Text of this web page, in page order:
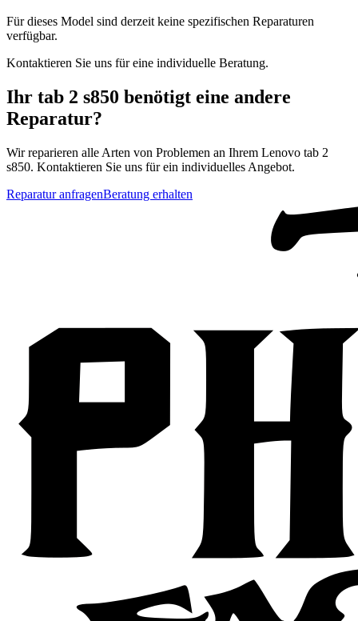
Für dieses Model sind derzeit keine spezifischen Reparaturen
verfügbar.
Kontaktieren Sie uns für eine individuelle Beratung.
Ihr tab 2 s850 benötigt eine andere
Reparatur?
Wir reparieren alle Arten von Problemen an Ihrem Lenovo tab 2
s850. Kontaktieren Sie uns für ein individuelles Angebot.
Reparatur anfragenBeratung erhalten